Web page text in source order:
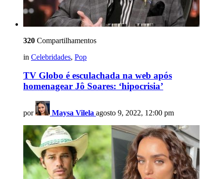
320 Compartilhamentos
in Celebridades, Pop
TV Globo é esculachada na web após
homenagear Jô Soares: ‘hipocrisia’
por Maysa Vilela agosto 9, 2022, 12:00 pm